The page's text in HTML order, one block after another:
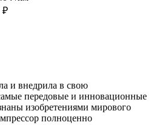
₽
и внедрила в свою
передовые и инновационные
изобретениями мирового
полноценно